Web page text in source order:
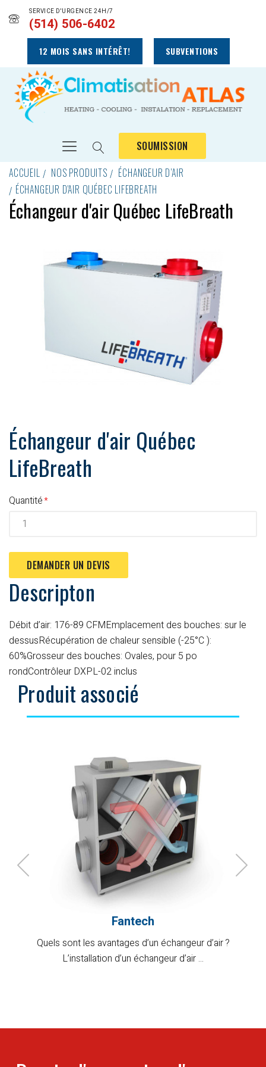
SERVICE D'URGENCE 24H/7
(514) 506-6402
12 MOIS SANS INTÉRÊT! SUBVENTIONS
SOUMISSION
ACCUEIL
NOS PRODUITS
ÉCHANGEUR D’AIR
ÉCHANGEUR D'AIR QUÉBEC LIFEBREATH
Échangeur d'air Québec LifeBreath
Échangeur d'air Québec
LifeBreath
Quantité
DEMANDER UN DEVIS
Descripton
Débit d’air: 176-89 CFMEmplacement des bouches: sur le
dessusRécupération de chaleur sensible (-25°C ):
60%Grosseur des bouches: Ovales, pour 5 po
rondContrôleur DXPL-02 inclus
Produit associé
Fantech
Quels sont les avantages d’un échangeur d’air ?
L’installation d’un échangeur d’air ...